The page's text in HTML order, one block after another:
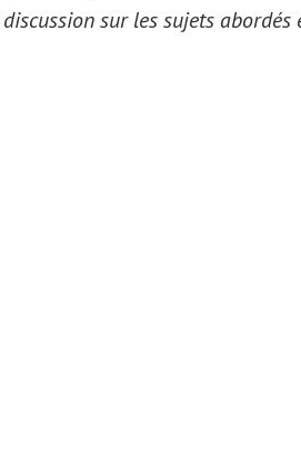
sur les sujets